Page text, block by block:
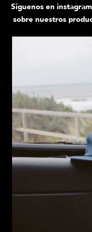
Síguenos en
sobre nuestros